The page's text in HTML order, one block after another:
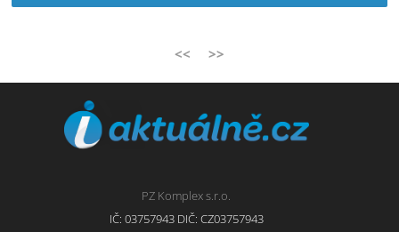
<< >>
PZ Komplex s.r.o.
IČ: 03757943 DIČ: CZ03757943